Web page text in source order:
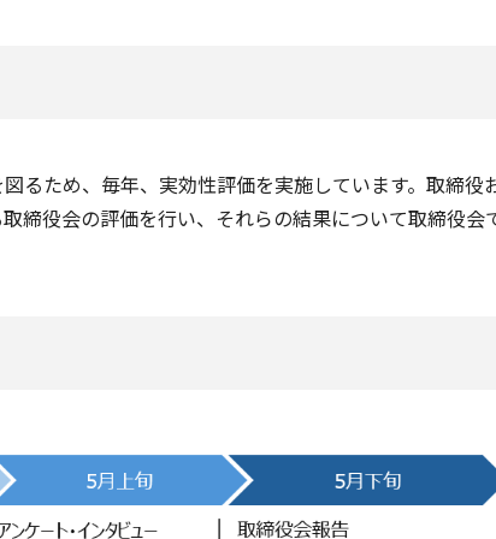
るため、毎年、実効性評価を実施しています。取締役
締役会の評価を行い、それらの結果について取締役会